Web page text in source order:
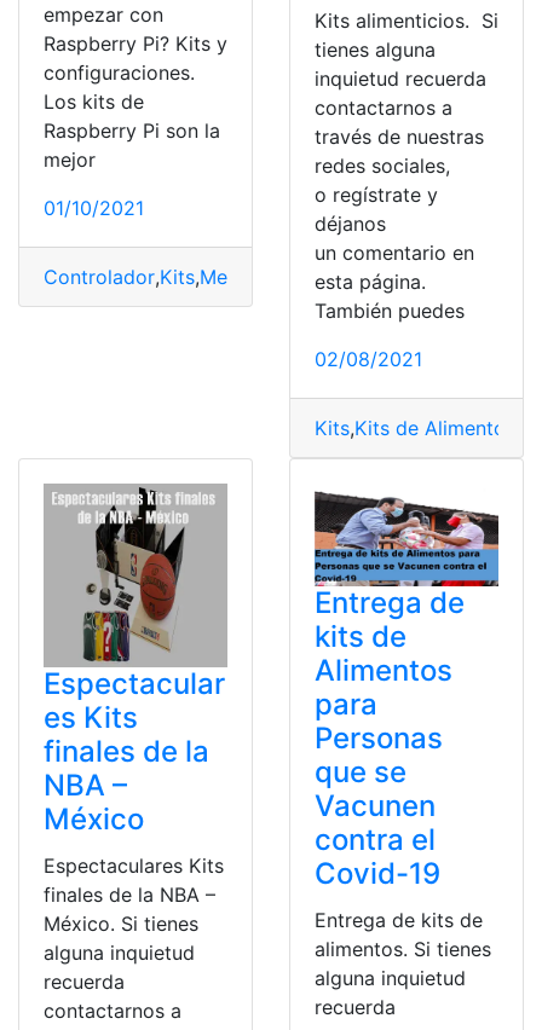
empezar con
Raspberry Pi? Kits y
configuraciones.
Los kits de
Raspberry Pi son la
mejor
01/10/2021
Controlador,Kits,Mercado Rendimiento,Tecnología
Kits alimenticios. Si
tienes alguna
inquietud recuerda
contactarnos a
través de nuestras
redes sociales,
o regístrate y
déjanos
un comentario en
esta página.
También puedes
02/08/2021
Kits,Kits de Alimentos
Espectacular
es Kits
finales de la
NBA –
México
Espectaculares Kits
finales de la NBA –
México. Si tienes
alguna inquietud
recuerda
contactarnos a
Entrega de
kits de
Alimentos
para
Personas
que se
Vacunen
contra el
Covid-19
Entrega de kits de
alimentos. Si tienes
alguna inquietud
recuerda